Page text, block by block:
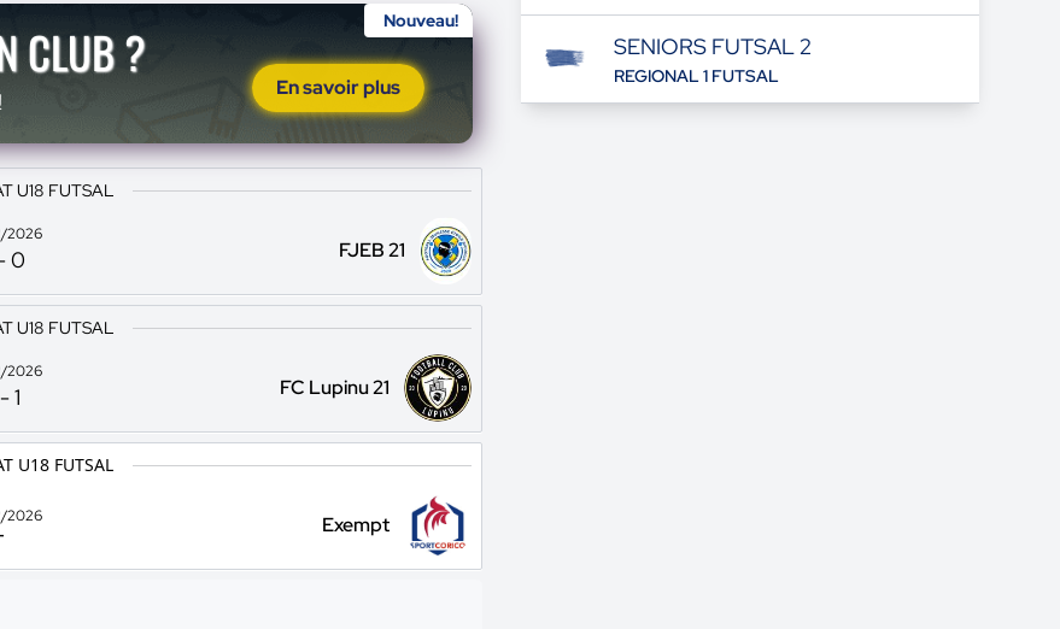
Nouveau!
CLUB ?
En savoir plus
U18 FUTSAL
2026
0 FJEB 21
U18 FUTSAL
2026
-1 FC Lupinu 21
U18 FUTSAL
2026
Exempt
SENIORS FUTSAL 2
REGIONAL 1 FUTSAL